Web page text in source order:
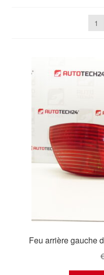
Plainte
Procédure de
Termes et conditions
1
Feu arrière gauche